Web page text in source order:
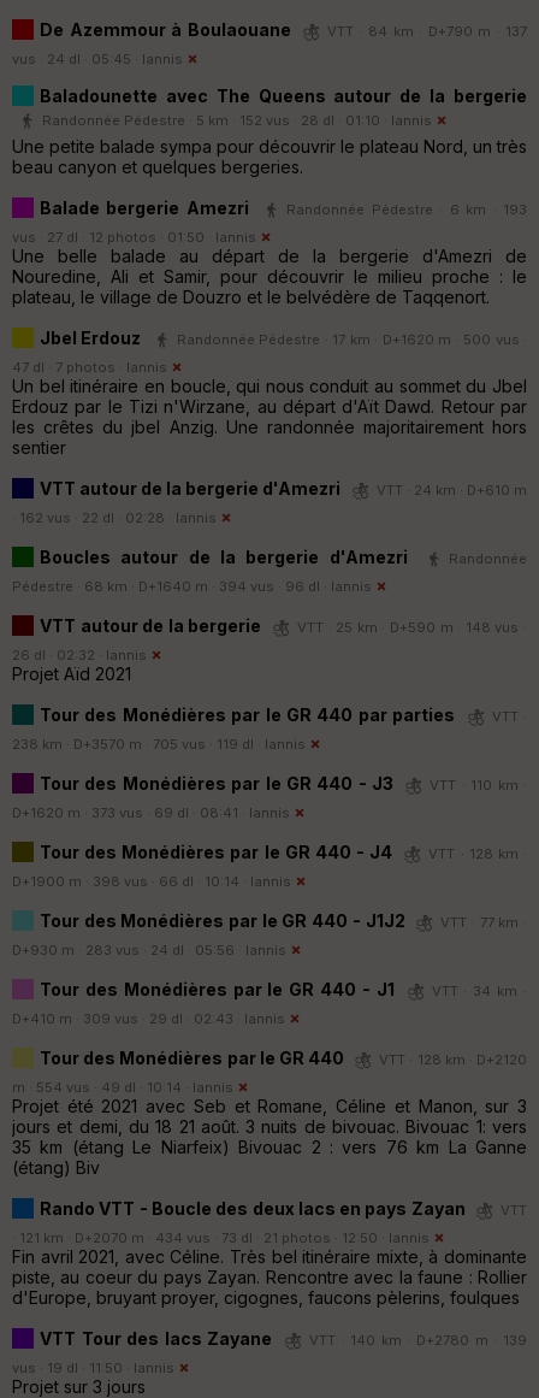
De Azemmour à Boulaouane
VTT · 84 km · D+790 m · 137
vus · 24 dl · 05:45 · Iannis
Baladounette avec The Queens autour de la bergerie
Randonnée Pédestre · 5 km · 152 vus · 28 dl · 01:10 · Iannis
Une petite balade sympa pour découvrir le plateau Nord, un très
beau canyon et quelques bergeries.
Balade bergerie Amezri
Randonnée Pédestre · 6 km · 193
vus · 27 dl · 12 photos · 01:50 · Iannis
Une belle balade au départ de la bergerie d'Amezri de
Nouredine, Ali et Samir, pour découvrir le milieu proche : le
plateau, le village de Douzro et le belvédère de Taqqenort.
Jbel Erdouz
Randonnée Pédestre · 17 km · D+1620 m · 500 vus ·
47 dl · 7 photos · Iannis
Un bel itinéraire en boucle, qui nous conduit au sommet du Jbel
Erdouz par le Tizi n'Wirzane, au départ d'Aït Dawd. Retour par
les crêtes du jbel Anzig. Une randonnée majoritairement hors
sentier
VTT autour de la bergerie d'Amezri
VTT · 24 km · D+610 m
· 162 vus · 22 dl · 02:28 · Iannis
Boucles autour de la bergerie d'Amezri
Randonnée
Pédestre · 68 km · D+1640 m · 394 vus · 96 dl · Iannis
VTT autour de la bergerie
VTT · 25 km · D+590 m · 148 vus ·
26 dl · 02:32 · Iannis
Projet Aïd 2021
Tour des Monédières par le GR 440 par parties
VTT ·
238 km · D+3570 m · 705 vus · 119 dl · Iannis
Tour des Monédières par le GR 440 - J3
VTT · 110 km ·
D+1620 m · 373 vus · 69 dl · 08:41 · Iannis
Tour des Monédières par le GR 440 - J4
VTT · 128 km ·
D+1900 m · 398 vus · 66 dl · 10:14 · Iannis
Tour des Monédières par le GR 440 - J1J2
VTT · 77 km ·
D+930 m · 283 vus · 24 dl · 05:56 · Iannis
Tour des Monédières par le GR 440 - J1
VTT · 34 km ·
D+410 m · 309 vus · 29 dl · 02:43 · Iannis
Tour des Monédières par le GR 440
VTT · 128 km · D+2120
m · 554 vus · 49 dl · 10:14 · Iannis
Projet été 2021 avec Seb et Romane, Céline et Manon, sur 3
jours et demi, du 18 21 août. 3 nuits de bivouac. Bivouac 1: vers
35 km (étang Le Niarfeix) Bivouac 2 : vers 76 km La Ganne
(étang) Biv
Rando VTT - Boucle des deux lacs en pays Zayan
VTT
· 121 km · D+2070 m · 434 vus · 73 dl · 21 photos · 12:50 · Iannis
Fin avril 2021, avec Céline. Très bel itinéraire mixte, à dominante
piste, au coeur du pays Zayan. Rencontre avec la faune : Rollier
d'Europe, bruyant proyer, cigognes, faucons pèlerins, foulques
VTT Tour des lacs Zayane
VTT · 140 km · D+2780 m · 139
vus · 19 dl · 11:50 · Iannis
Projet sur 3 jours